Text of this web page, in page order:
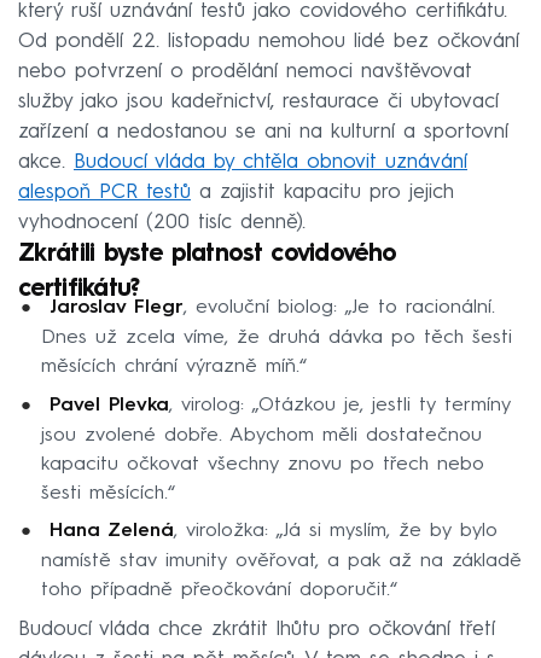
který ruší uznávání testů jako covidového certifikátu.
Od pondělí 22. listopadu nemohou lidé bez očkování
nebo potvrzení o prodělání nemoci navštěvovat
služby jako jsou kadeřnictví, restaurace či ubytovací
zařízení a nedostanou se ani na kulturní a sportovní
akce. Budoucí vláda by chtěla obnovit uznávání
alespoň PCR testů a zajistit kapacitu pro jejich
vyhodnocení (200 tisíc denně).
Zkrátili byste platnost covidového
certifikátu?
Jaroslav Flegr, evoluční biolog: „Je to racionální.
Dnes už zcela víme, že druhá dávka po těch šesti
měsících chrání výrazně míň.“
Pavel Plevka, virolog: „Otázkou je, jestli ty termíny
jsou zvolené dobře. Abychom měli dostatečnou
kapacitu očkovat všechny znovu po třech nebo
šesti měsících.“
Hana Zelená, viroložka: „Já si myslím, že by bylo
namístě stav imunity ověřovat, a pak až na základě
toho případně přeočkování doporučit.“
Budoucí vláda chce zkrátit lhůtu pro očkování třetí